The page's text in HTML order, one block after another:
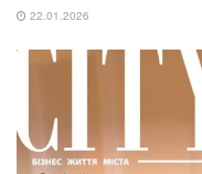
22.01.2026